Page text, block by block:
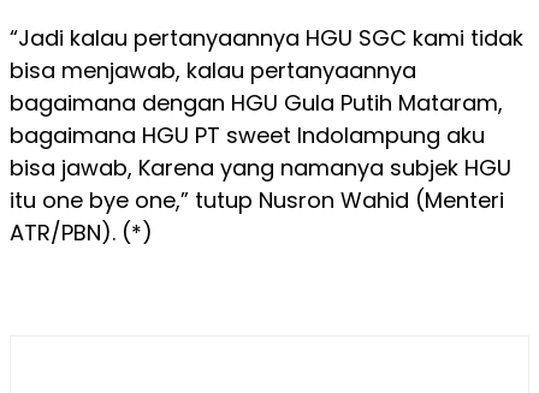
“Jadi kalau pertanyaannya HGU SGC kami tidak
bisa menjawab, kalau pertanyaannya
bagaimana dengan HGU Gula Putih Mataram,
bagaimana HGU PT sweet Indolampung aku
bisa jawab, Karena yang namanya subjek HGU
itu one bye one,” tutup Nusron Wahid (Menteri
ATR/PBN). (*)